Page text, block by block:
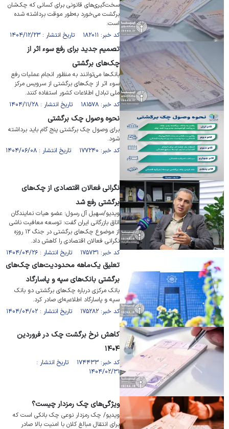
سخت‌گیری‌های قانونی برای کسانی که چک‌شان
برگشت می‌خورد به‌طور موقت برداشته شده
است.
کد خبر: ۱۸۲۰۱۱ تاریخ انتشار : ۱۴۰۴/۱۲/۲۳
تصمیم جدید برای رفع سوء اثر از
چک‌های برگشتی
بانک‌ها می‌توانند به منظور انجام عملیات رفع
سوء اثر از چک‌های برگشتی از سرویس مرکز
ملی تبادل اطلاعات کشور استفاده کنند.
کد خبر: ۱۸۱۵۷۸ تاریخ انتشار : ۱۴۰۴/۱۱/۲۸
نحوه وصول چک برگشتی
برای وصول چک برگشتی پنج گام باید برداشته
شود.
کد خبر: ۱۷۷۲۴۰ تاریخ انتشار : ۱۴۰۴/۰۶/۰۸
نگرانی فعالان اقتصادی از چک‌های
برگشتی رفع شد
ویدیو/سهیل آل رسول؛ عضو هیات نمایندگان
اتاق بازرگانی ایران گفت: توسعه معافیت ناشی
از موضوع چک‌های برگشتی در جنگ ۱۲ روزه
نگرانی فعالان اقتصادی را کاهش داد.
کد خبر: ۱۷۵۷۳۱ تاریخ انتشار : ۱۴۰۴/۰۴/۲۶
تعلیق یک‌ماهه محدودیت‌های چک‌های
برگشتی بانک‌های سپه و پاسارگاد
بانک مرکزی درباره چک‌های برگشتی دو بانک
سپه و پاسارگاد اطلاعیه‌ای صادر کرد.
کد خبر: ۱۷۵۲۸۲ تاریخ انتشار : ۱۴۰۴/۰۴/۰۲
کاهش نرخ برگشت چک در فروردین
۱۴۰۴
کد خبر: ۱۷۴۴۳۳ تاریخ انتشار :
۱۴۰۴/۰۲/۳۱
ویژگی‌های چک رمزدار چیست؟
ویدیو/ چک رمزدار نوعی چک بانکی است که
برای انتقال مبالغ کلان با امنیت بالا صادر